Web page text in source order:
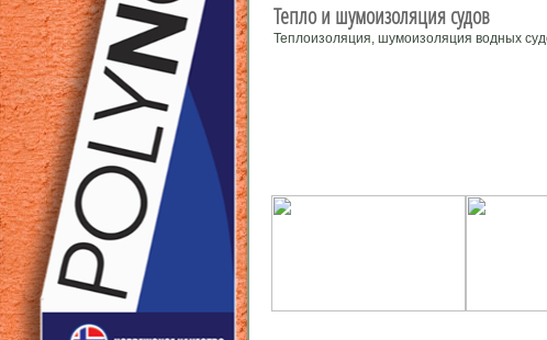
Тепло и шумоизоляция судов
Теплоизоляция, шумоизоляция водных